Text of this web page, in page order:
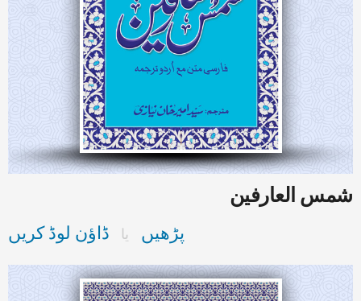
شمس العارفین
پڑھیں یا ڈاؤن لوڈ کریں